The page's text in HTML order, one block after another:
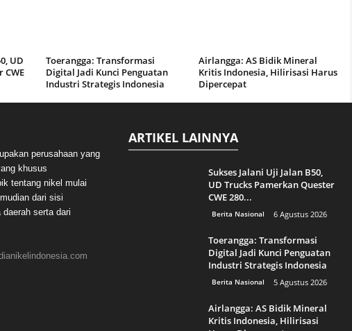
UD
CWE
Toerangga: Transformasi
Digital Jadi Kunci Penguatan
Industri Strategis Indonesia
Airlangga: AS Bidik Mineral
Kritis Indonesia, Hilirisasi Harus
Dipercepat
perusahaan yang
khusus
tentang nikel mulai
dari sisi
serta dari
ARTIKEL LAINNYA
Sukses Jalani Uji Jalan B50,
UD Trucks Pamerkan Quester
CWE 280...
Berita Nasional 6 Agustus 2026
Toerangga: Transformasi
Digital Jadi Kunci Penguatan
Industri Strategis Indonesia
Berita Nasional 5 Agustus 2026
Airlangga: AS Bidik Mineral
Kritis Indonesia, Hilirisasi